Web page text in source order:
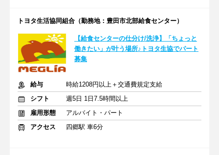
トヨタ生活協同組合（勤務地：豊田市北部給食センター）
【給食センターの仕分け/洗浄】「ちょっと
働きたい」が叶う場所♪トヨタ生協でパート
募集
給与
時給1208円以上＋交通費規定支給
シフト
週5日 1日7.5時間以上
雇用形態
アルバイト・パート
アクセス
四郷駅 車6分